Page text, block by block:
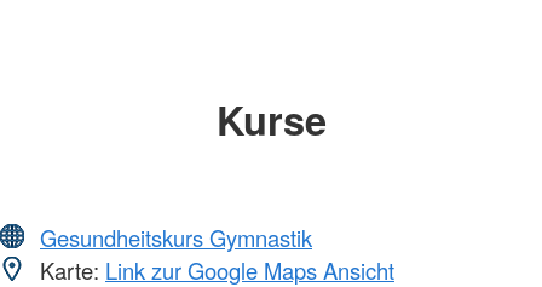
Kurse
Gesundheitskurs Gymnastik
Karte: Link zur Google Maps Ansicht